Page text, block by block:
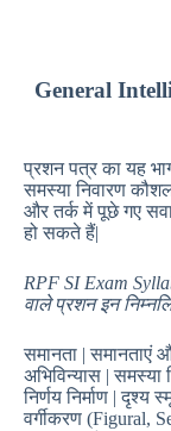
General
प्रशन पत्र का यह
समस्या निवारण कौशल
और तर्क में पूछे गए
हो सकते हैं|
RPF SI Exam
वाले प्रशन इन
समानता | समानताएं
अभिविन्यास | समस्या
निर्णय निर्माण |
वर्गीकरण (Figural,